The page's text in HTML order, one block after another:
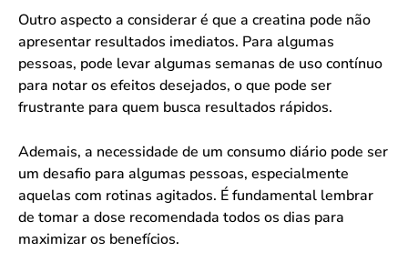
Outro aspecto a considerar é que a creatina pode não
apresentar resultados imediatos. Para algumas
pessoas, pode levar algumas semanas de uso contínuo
para notar os efeitos desejados, o que pode ser
frustrante para quem busca resultados rápidos.
Ademais, a necessidade de um consumo diário pode ser
um desafio para algumas pessoas, especialmente
aquelas com rotinas agitados. É fundamental lembrar
de tomar a dose recomendada todos os dias para
maximizar os benefícios.